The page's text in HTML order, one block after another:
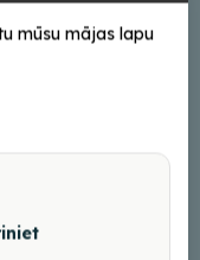
un 30.augustā
mūsu mājas lapu